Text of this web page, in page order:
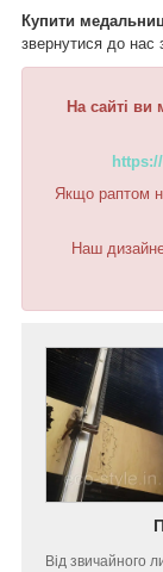
Купити
звернутися до нас
На сайті
Якщо раптом
Наш
Від звичайного